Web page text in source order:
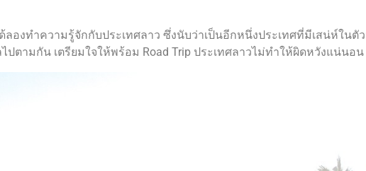
ลองทำความรู้จักกับประเทศลาว ซึ่งนับว่าเป็นอีกหนึ่งประเทศที่มีเสน่ห์ใน
ปตามกัน เตรียมใจให้พร้อม Road Trip ประเทศลาวไม่ทำให้ผิดหวังแน่นอน